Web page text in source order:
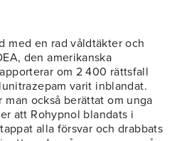
med en rad våldtäkter och
den amerikanska
om 2 400 rättsfall
varit inblandat.
man också berättat om unga
att Rohypnol blandats i
alla försvar och drabbats